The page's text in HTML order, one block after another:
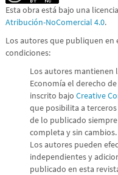
Esta obra está bajo una
Atribución-NoComercial 4.0.
Los autores que publiquen en
condiciones:
Los autores mantienen
Economía el derecho
inscrito bajoCreative
que posibilita a
de lo publicado
completa y sin cambios.
Los autores pueden
independientes y
publicado en esta